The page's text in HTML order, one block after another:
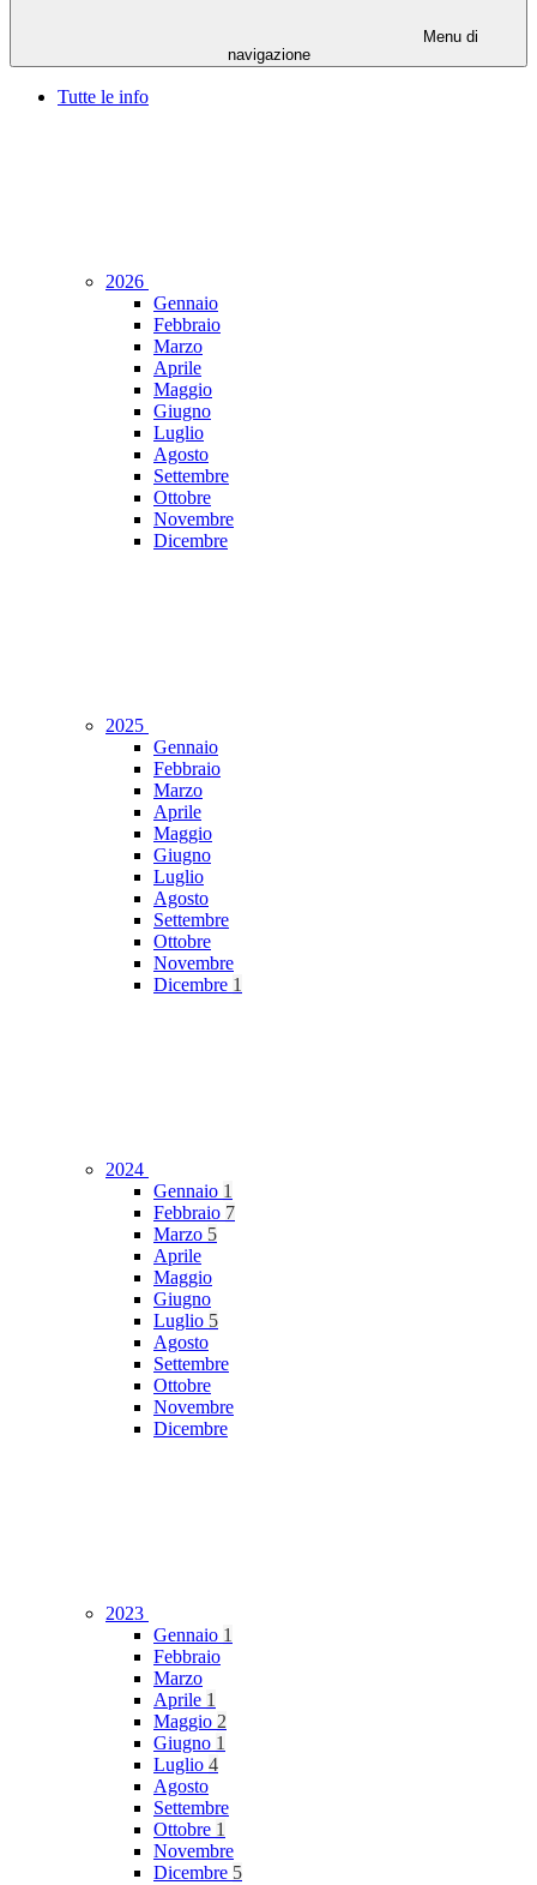
Menu di
navigazione
Tutte le info
2026
Gennaio
Febbraio
Marzo
Aprile
Maggio
Giugno
Luglio
Agosto
Settembre
Ottobre
Novembre
Dicembre
2025
Gennaio
Febbraio
Marzo
Aprile
Maggio
Giugno
Luglio
Agosto
Settembre
Ottobre
Novembre
Dicembre 1
2024
Gennaio 1
Febbraio 7
Marzo 5
Aprile
Maggio
Giugno
Luglio 5
Agosto
Settembre
Ottobre
Novembre
Dicembre
2023
Gennaio 1
Febbraio
Marzo
Aprile 1
Maggio 2
Giugno 1
Luglio 4
Agosto
Settembre
Ottobre 1
Novembre
Dicembre 5